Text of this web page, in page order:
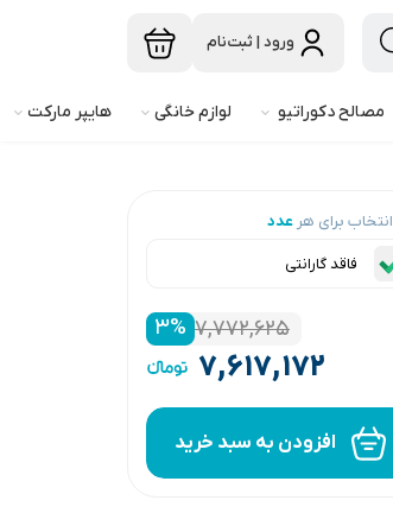
ورود | ثبت‌نام
مصالح دکوراتیو لوازم خانگی هایپر مارکت
انتخاب برای هر عدد
فاقد گارانتی
۳% ۷,۷۷۲,۶۲۵
۷,۶۱۷,۱۷۲
افزودن به سبد خرید